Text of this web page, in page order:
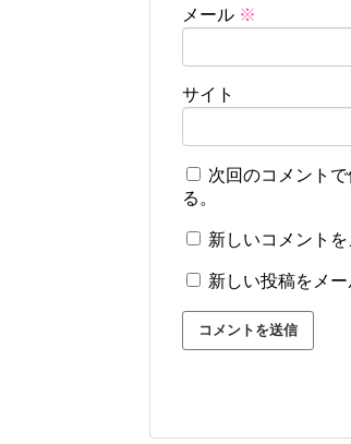
メール ※
サイト
次回のコメント
る。
新しいコメント
新しい投稿をメ